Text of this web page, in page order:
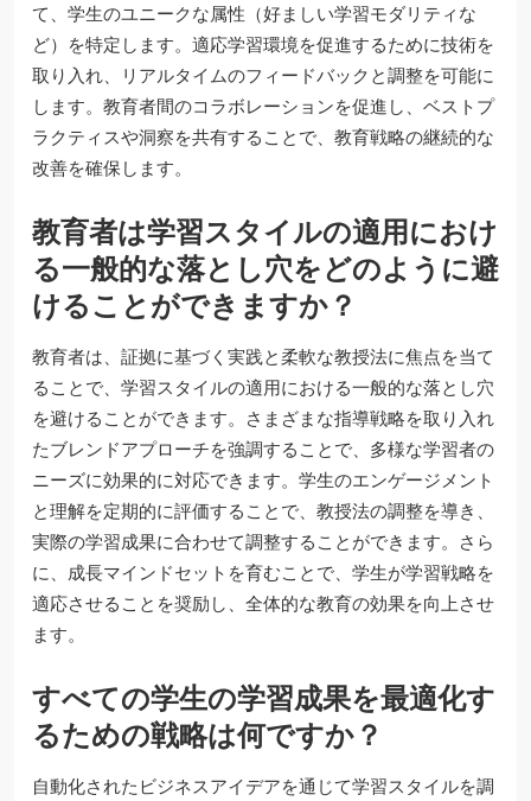
て、学生のユニークな属性（好ましい学習モダリティな
ど）を特定します。適応学習環境を促進するために技術を
取り入れ、リアルタイムのフィードバックと調整を可能に
します。教育者間のコラボレーションを促進し、ベストプ
ラクティスや洞察を共有することで、教育戦略の継続的な
改善を確保します。
教育者は学習スタイルの適用におけ
る一般的な落とし穴をどのように避
けることができますか？
教育者は、証拠に基づく実践と柔軟な教授法に焦点を当て
ることで、学習スタイルの適用における一般的な落とし穴
を避けることができます。さまざまな指導戦略を取り入れ
たブレンドアプローチを強調することで、多様な学習者の
ニーズに効果的に対応できます。学生のエンゲージメント
と理解を定期的に評価することで、教授法の調整を導き、
実際の学習成果に合わせて調整することができます。さら
に、成長マインドセットを育むことで、学生が学習戦略を
適応させることを奨励し、全体的な教育の効果を向上させ
ます。
すべての学生の学習成果を最適化す
るための戦略は何ですか？
自動化されたビジネスアイデアを通じて学習スタイルを調